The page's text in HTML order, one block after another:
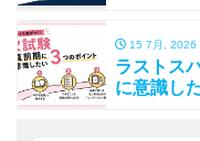
15 7月, 2026
ラストス
に意識し